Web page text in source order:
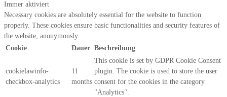
Immer aktiviert
Necessary cookies are absolutely essential for the website to function
properly. These cookies ensure basic functionalities and security features of
the website, anonymously.
Cookie
Dauer Beschreibung
cookielawinfo-
checkbox-analytics
11
months
This cookie is set by GDPR Cookie Consent
plugin. The cookie is used to store the user
consent for the cookies in the category
"Analytics".